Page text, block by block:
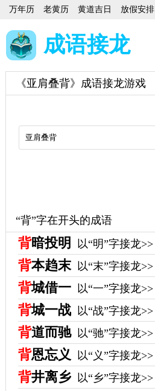
万年历 老黄历 黄道吉日 放假安排
成语接龙
《亚肩叠背》成语接龙游戏
“背”字在开头的成语
背暗投明 以“明”字接龙>>
背本趋末 以“末”字接龙>>
背城借一 以“一”字接龙>>
背城一战 以“战”字接龙>>
背道而驰 以“驰”字接龙>>
背恩忘义 以“义”字接龙>>
背井离乡 以“乡”字接龙>>